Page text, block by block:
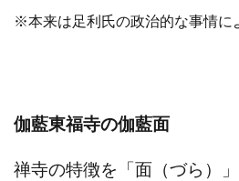
※本来は足利氏の政治的な事情に
伽藍東福寺の伽藍面
禅寺の特徴を「面（づら）